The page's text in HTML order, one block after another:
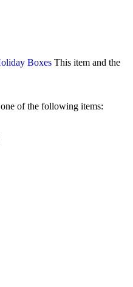
Boxes This item and the
of the following items: